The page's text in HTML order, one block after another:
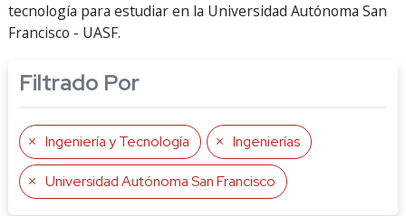
tecnología para estudiar en la Universidad Autónoma San
Francisco - UASF.
Filtrado Por
Ingeniería y Tecnología Ingenierías
Universidad Autónoma San Francisco